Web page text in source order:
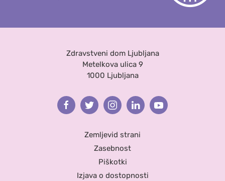
Zdravstveni dom Ljubljana
Metelkova ulica 9
1000 Ljubljana
FacebookTwitterInstagramLinkedinYoutube
Zemljevid strani
Zasebnost
Piškotki
Izjava o dostopnosti